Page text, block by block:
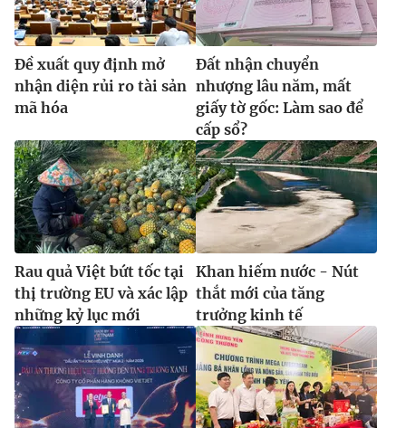
Ðề xuất quy định mở
nhận diện rủi ro tài sản
mã hóa
Đất nhận chuyển
nhượng lâu năm, mất
giấy tờ gốc: Làm sao để
cấp sổ?
Rau quả Việt bứt tốc tại
thị trường EU và xác lập
những kỷ lục mới
Khan hiếm nước - Nút
thắt mới của tăng
trưởng kinh tế